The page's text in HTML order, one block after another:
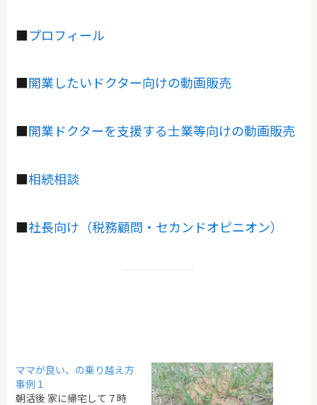
■プロフィール
■開業したいドクター向けの動画販売
■開業ドクターを支援する士業等向けの動画販売
■相続相談
■社長向け（税務顧問・セカンドオピニオン）
ママが良い、の乗り越え方
事例１
朝活後 家に帰宅して７時